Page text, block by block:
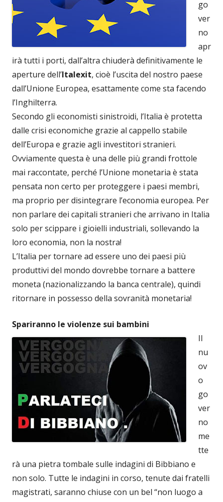
go
ver
no
apr
irà tutti i porti, dall’altra chiuderà definitivamente le
aperture dell’Italexit, cioè l’uscita del nostro paese
dall’Unione Europea, esattamente come sta facendo
l’Inghilterra.
Secondo gli economisti sinistroidi, l’Italia è protetta
dalle crisi economiche grazie al cappello stabile
dell’Europa e grazie agli investitori stranieri.
Ovviamente questa è una delle più grandi frottole
mai raccontate, perché l’Unione monetaria è stata
pensata non certo per proteggere i paesi membri,
ma proprio per disintegrare l’economia europea. Per
non parlare dei capitali stranieri che arrivano in Italia
solo per scippare i gioielli industriali, sollevando la
loro economia, non la nostra!
L’Italia per tornare ad essere uno dei paesi più
produttivi del mondo dovrebbe tornare a battere
moneta (nazionalizzando la banca centrale), quindi
ritornare in possesso della sovranità monetaria!
Spariranno le violenze sui bambini
Il
nu
ov
o
go
ver
no
me
tte
rà una pietra tombale sulle indagini di Bibbiano e
non solo. Tutte le indagini in corso, tenute dai fratelli
magistrati, saranno chiuse con un bel “non luogo a